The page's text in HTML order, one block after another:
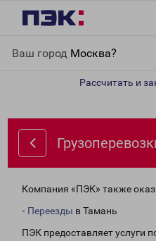
Ваш город Москва?
Рассчитать и
Компания «ПЭК» также
- Переезды в Тамань
ПЭК предоставляет услуги